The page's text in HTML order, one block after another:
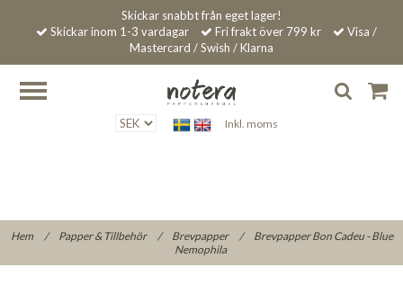
Skickar snabbt från eget lager!
Skickar inom 1-3 vardagar
Fri frakt över 799 kr
Visa /
Mastercard / Swish / Klarna
Inkl. moms
Hem / Papper & Tillbehör / Brevpapper /
Brevpapper Bon Cadeu - Blue
Nemophila